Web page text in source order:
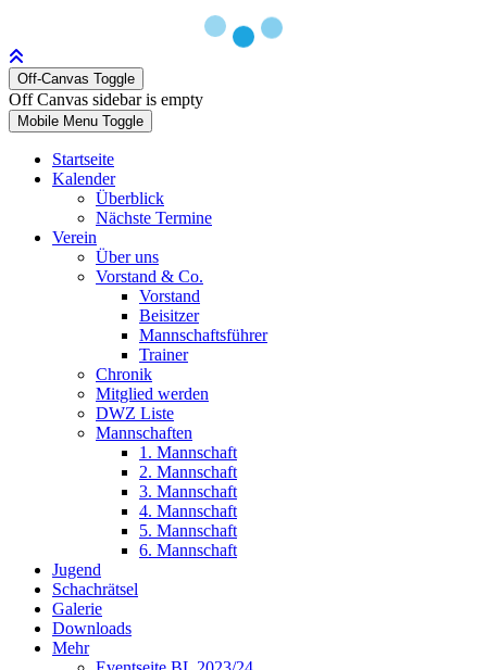
Off-Canvas Toggle
Off Canvas sidebar is empty
Mobile Menu Toggle
Startseite
Kalender
Überblick
Nächste Termine
Verein
Über uns
Vorstand & Co.
Vorstand
Beisitzer
Mannschaftsführer
Trainer
Chronik
Mitglied werden
DWZ Liste
Mannschaften
1. Mannschaft
2. Mannschaft
3. Mannschaft
4. Mannschaft
5. Mannschaft
6. Mannschaft
Jugend
Schachrätsel
Galerie
Downloads
Mehr